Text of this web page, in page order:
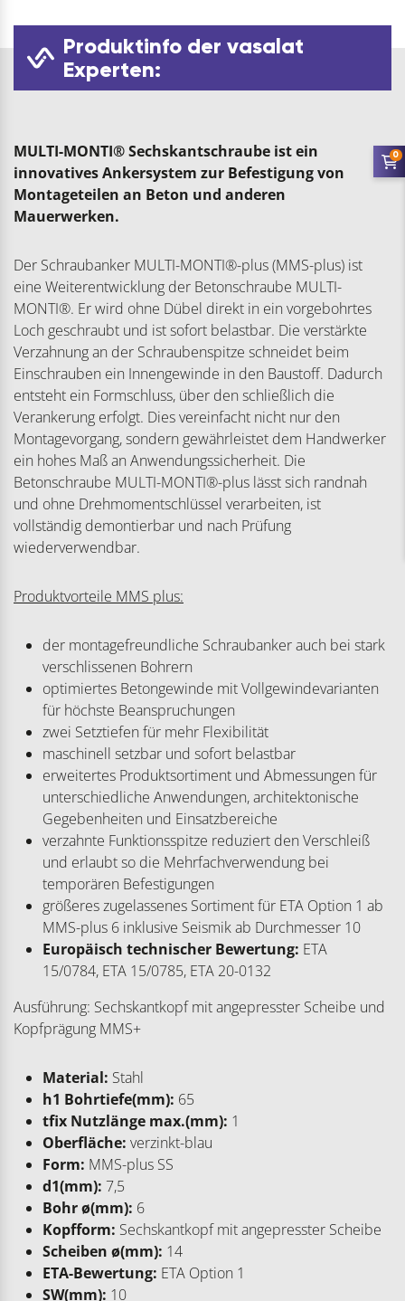
Produktinfo der vasalat
Experten:
MULTI-MONTI® Sechskantschraube ist ein
innovatives Ankersystem zur Befestigung von
Montageteilen an Beton und anderen
Mauerwerken.
Der Schraubanker MULTI-MONTI®-plus (MMS-plus) ist
eine Weiterentwicklung der Betonschraube MULTI-
MONTI®. Er wird ohne Dübel direkt in ein vorgebohrtes
Loch geschraubt und ist sofort belastbar. Die verstärkte
Verzahnung an der Schraubenspitze schneidet beim
Einschrauben ein Innengewinde in den Baustoff. Dadurch
entsteht ein Formschluss, über den schließlich die
Verankerung erfolgt. Dies vereinfacht nicht nur den
Montagevorgang, sondern gewährleistet dem Handwerker
ein hohes Maß an Anwendungssicherheit. Die
Betonschraube MULTI-MONTI®-plus lässt sich randnah
und ohne Drehmomentschlüssel verarbeiten, ist
vollständig demontierbar und nach Prüfung
wiederverwendbar.
Produktvorteile MMS plus:
der montagefreundliche Schraubanker auch bei stark
verschlissenen Bohrern
optimiertes Betongewinde mit Vollgewindevarianten
für höchste Beanspruchungen
zwei Setztiefen für mehr Flexibilität
maschinell setzbar und sofort belastbar
erweitertes Produktsortiment und Abmessungen für
unterschiedliche Anwendungen, architektonische
Gegebenheiten und Einsatzbereiche
verzahnte Funktionsspitze reduziert den Verschleiß
und erlaubt so die Mehrfachverwendung bei
temporären Befestigungen
größeres zugelassenes Sortiment für ETA Option 1 ab
MMS-plus 6 inklusive Seismik ab Durchmesser 10
Europäisch technischer Bewertung: ETA
15/0784, ETA 15/0785, ETA 20-0132
Ausführung: Sechskantkopf mit angepresster Scheibe und
Kopfprägung MMS+
Material: Stahl
h1 Bohrtiefe(mm): 65
tfix Nutzlänge max.(mm): 1
Oberfläche: verzinkt-blau
Form: MMS-plus SS
d1(mm): 7,5
Bohr ø(mm): 6
Kopfform: Sechskantkopf mit angepresster Scheibe
Scheiben ø(mm): 14
ETA-Bewertung: ETA Option 1
SW(mm): 10
0